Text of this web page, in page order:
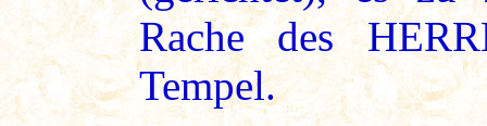
Rache des
Tempel.